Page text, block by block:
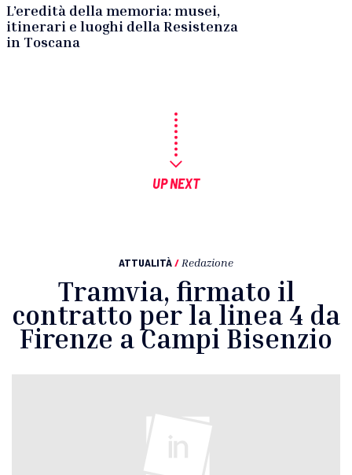
L’eredità della memoria: musei,
itinerari e luoghi della Resistenza
in Toscana
UP NEXT
ATTUALITÀ/ Redazione
Tramvia, firmato il
contratto per la linea 4 da
Firenze a Campi Bisenzio